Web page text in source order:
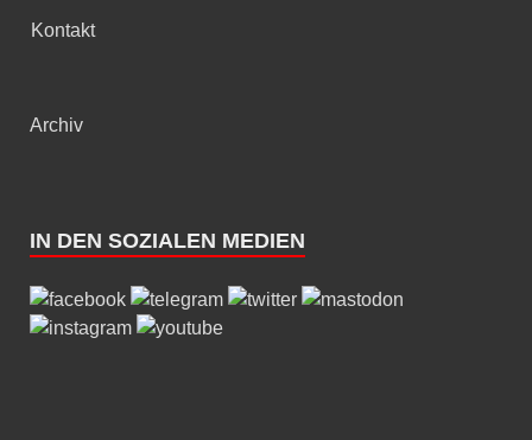
Kontakt
Archiv
IN DEN SOZIALEN MEDIEN